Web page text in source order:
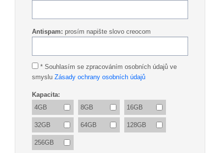
Antispam: prosím napište slovo creocom
* Souhlasím se zpracováním osobních údajů ve
smyslu Zásady ochrany osobních údajů
Kapacita:
4GB
8GB 16GB
32GB 64GB 128GB
256GB